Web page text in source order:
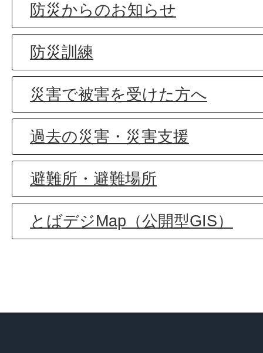
防災からのお知らせ
防災訓練
災害で被害を受けた方へ
過去の災害・災害支援
避難所・避難場所
とばデジMap（公開型GIS）